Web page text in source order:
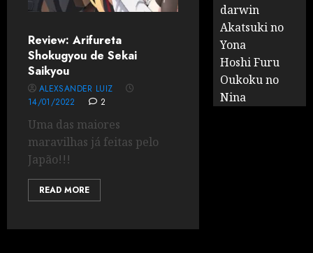
Review: Arifureta
Shokugyou de Sekai
Saikyou
ALEXSANDER LUIZ
14/01/2022
2
Uma das maiores
maravilhas já feitas pelo
Japão!!!
READ MORE
darwin
Akatsuki no
Yona
Hoshi Furu
Oukoku no
Nina